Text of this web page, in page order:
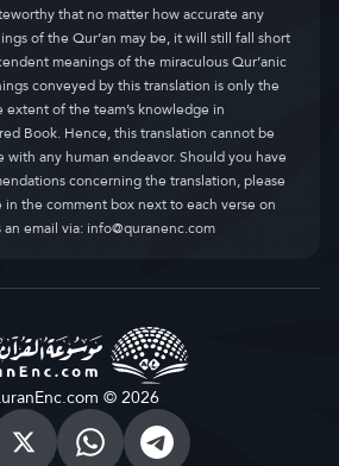
that no matter how accurate any
of the Qur’an may be, it will still fall short
meanings of the miraculous Qur’anic
conveyed by this translation is only the
of the team’s knowledge in
Book. Hence, this translation cannot be
with any human endeavor. Should you have
concerning the translation, please
the comment box next to each verse on
email via:info@quranenc.com
© 2026